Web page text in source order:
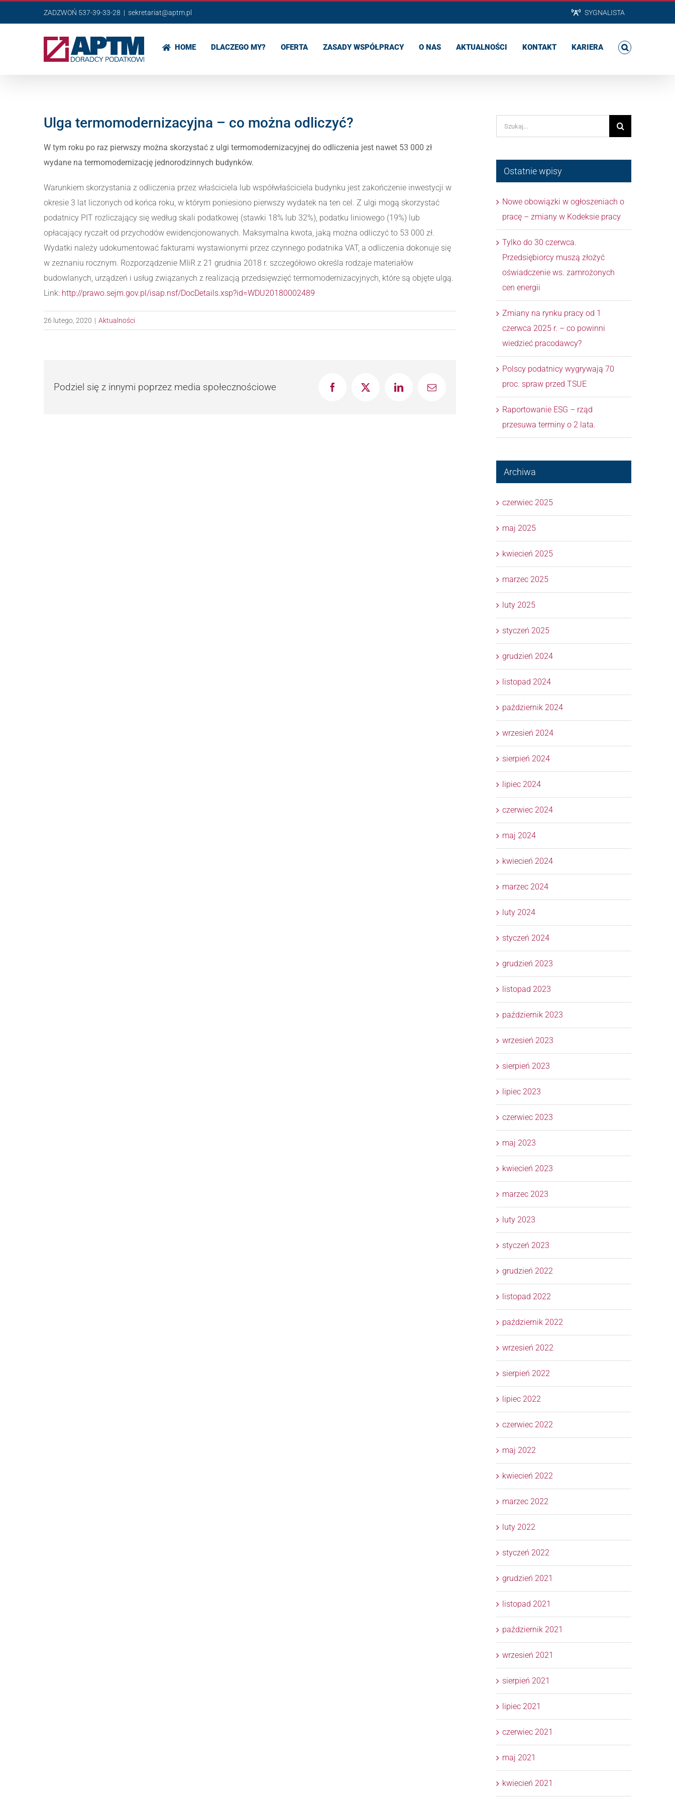
do
ZADZWOŃ 537-39-33-28 | sekretariat@aptm.pl SYGNALISTA
HOME DLACZEGO MY? OFERTA ZASADY WSPÓŁPRACY O NAS AKTUALNOŚCI KONTAKT KARIERA
Ulga termomodernizacyjna – co można odliczyć?
W tym roku po raz pierwszy można skorzystać z ulgi termomodernizacyjnej do odliczenia jest nawet 53 000 zł
wydane na termomodernizację jednorodzinnych budynków.
Warunkiem skorzystania z odliczenia przez właściciela lub współwłaściciela budynku jest zakończenie inwestycji w
okresie 3 lat liczonych od końca roku, w którym poniesiono pierwszy wydatek na ten cel. Z ulgi mogą skorzystać
podatnicy PIT rozliczający się według skali podatkowej (stawki 18% lub 32%), podatku liniowego (19%) lub
opłacający ryczałt od przychodów ewidencjonowanych. Maksymalna kwota, jaką można odliczyć to 53 000 zł.
Wydatki należy udokumentować fakturami wystawionymi przez czynnego podatnika VAT, a odliczenia dokonuje się
w zeznaniu rocznym. Rozporządzenie MIiR z 21 grudnia 2018 r. szczegółowo określa rodzaje materiałów
budowlanych, urządzeń i usług związanych z realizacją przedsięwzięć termomodernizacyjnych, które są objęte ulgą.
Link: http://prawo.sejm.gov.pl/isap.nsf/DocDetails.xsp?id=WDU20180002489
26 lutego, 2020 | Aktualności
Podziel się z innymi poprzez media społecznościowe FacebookX LinkedInEmail
Szukaj
Ostatnie wpisy
Nowe obowiązki w ogłoszeniach o
pracę – zmiany w Kodeksie pracy
Tylko do 30 czerwca.
Przedsiębiorcy muszą złożyć
oświadczenie ws. zamrożonych
cen energii
Zmiany na rynku pracy od 1
czerwca 2025 r. – co powinni
wiedzieć pracodawcy?
Polscy podatnicy wygrywają 70
proc. spraw przed TSUE
Raportowanie ESG – rząd
przesuwa terminy o 2 lata.
Archiwa
czerwiec 2025
maj 2025
kwiecień 2025
marzec 2025
luty 2025
styczeń 2025
grudzień 2024
listopad 2024
październik 2024
wrzesień 2024
sierpień 2024
lipiec 2024
czerwiec 2024
maj 2024
kwiecień 2024
marzec 2024
luty 2024
styczeń 2024
grudzień 2023
listopad 2023
październik 2023
wrzesień 2023
sierpień 2023
lipiec 2023
czerwiec 2023
maj 2023
kwiecień 2023
marzec 2023
luty 2023
styczeń 2023
grudzień 2022
listopad 2022
październik 2022
wrzesień 2022
sierpień 2022
lipiec 2022
czerwiec 2022
maj 2022
kwiecień 2022
marzec 2022
luty 2022
styczeń 2022
grudzień 2021
listopad 2021
październik 2021
wrzesień 2021
sierpień 2021
lipiec 2021
czerwiec 2021
maj 2021
kwiecień 2021